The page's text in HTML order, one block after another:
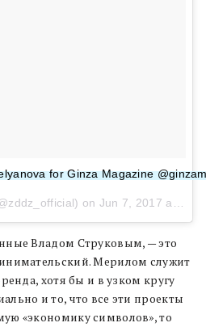
for Ginza Magazine
on Jun 7, 2017 at 8:10am PDT
Владом Струковым, — это
Мерилом служит
хотя бы и в узком кругу
и то, что все эти проекты
«экономику символов», то